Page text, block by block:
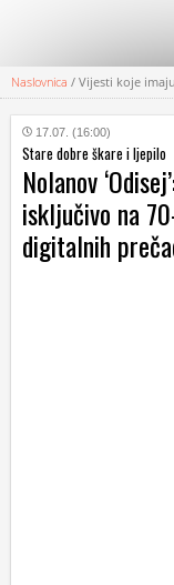
KATEGORIJE
HRVATSKI
WEB
Naslovnica / Vijesti koje
17.07. (16:00)
Stare dobre škare i ljepilo
Nolanov
isključivo na
digitalnih